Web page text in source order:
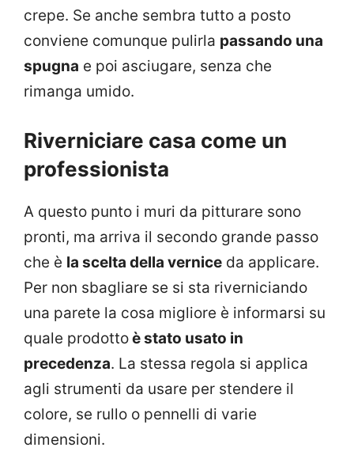
crepe. Se anche sembra tutto a posto
conviene comunque pulirla passando una
spugna e poi asciugare, senza che
rimanga umido.
Riverniciare casa come un
professionista
A questo punto i muri da pitturare sono
pronti, ma arriva il secondo grande passo
che è la scelta della vernice da applicare.
Per non sbagliare se si sta riverniciando
una parete la cosa migliore è informarsi su
quale prodottoè stato usato in
precedenza. La stessa regola si applica
agli strumenti da usare per stendere il
colore, se rullo o pennelli di varie
dimensioni.